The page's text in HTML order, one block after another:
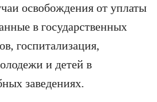
освобождения от уплаты
в государственных
госпитализация,
и детей в
заведениях.